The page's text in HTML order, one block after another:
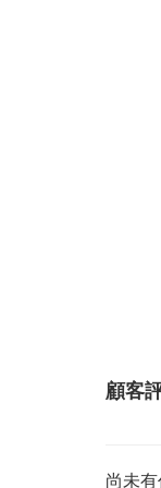
顧客
尚未